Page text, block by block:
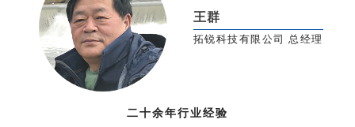
王群
拓锐科技有限公司 总经理
二十余年行业经验